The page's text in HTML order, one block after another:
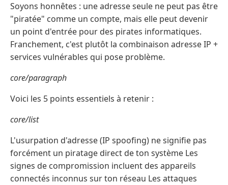
Soyons honnêtes : une adresse seule ne peut pas être
"piratée" comme un compte, mais elle peut devenir
un point d'entrée pour des pirates informatiques.
Franchement, c'est plutôt la combinaison adresse IP +
services vulnérables qui pose problème.
core/paragraph
Voici les 5 points essentiels à retenir :
core/list
L'usurpation d'adresse (IP spoofing) ne signifie pas
forcément un piratage direct de ton système Les
signes de compromission incluent des appareils
connectés inconnus sur ton réseau Les attaques